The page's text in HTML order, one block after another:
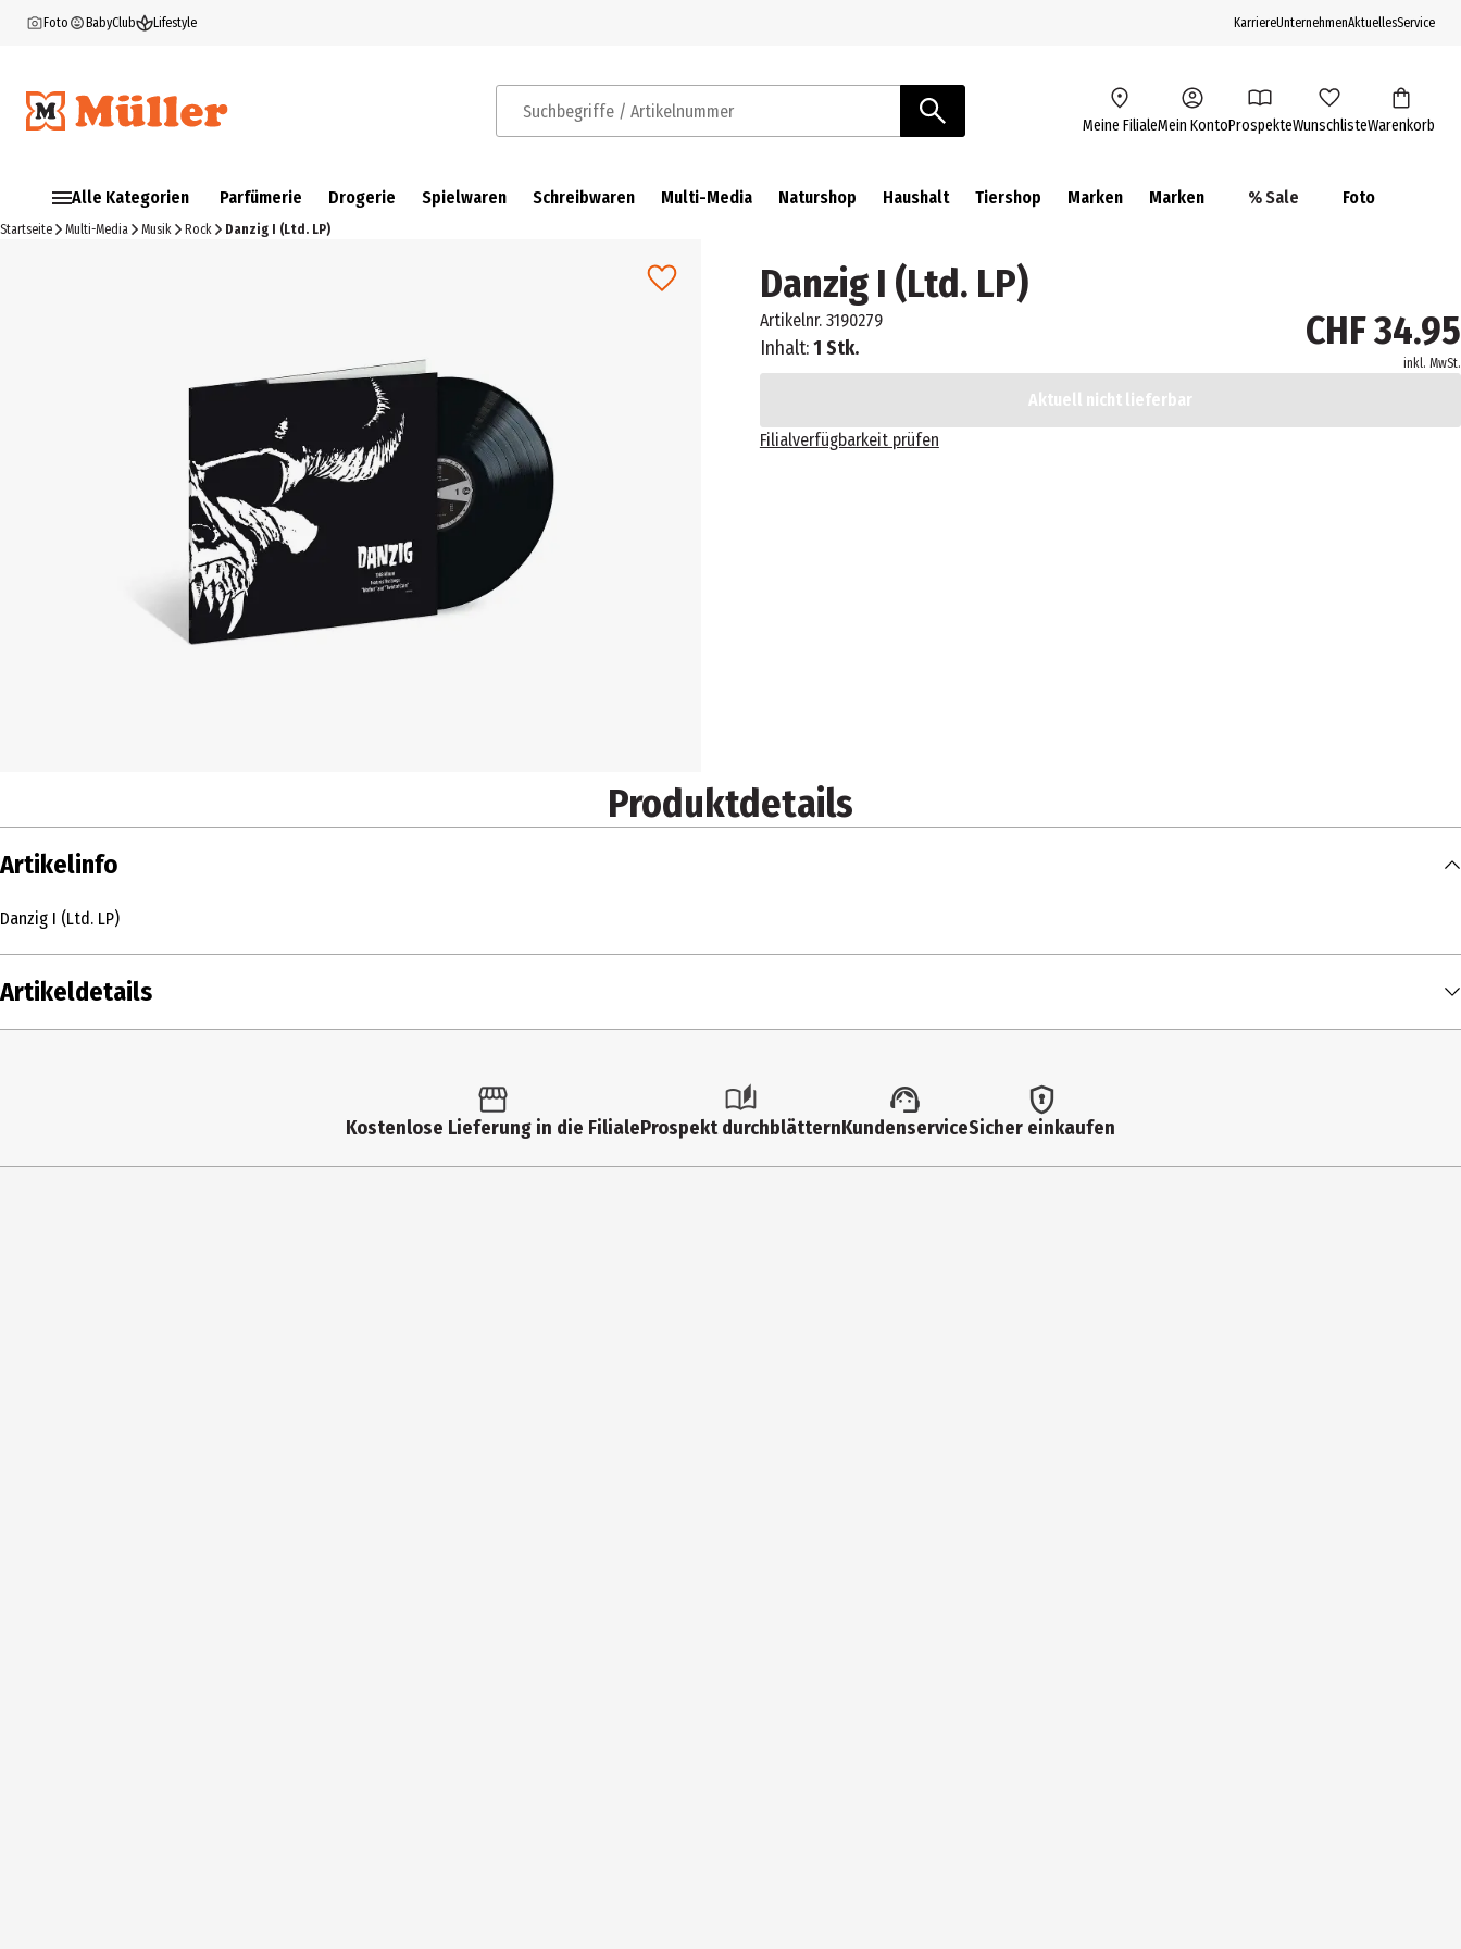
Foto BabyClub Lifestyle KarriereUnternehmenAktuellesService
Suchbegriffe / Artikelnummer Meine FilialeMein KontoProspekteWunschlisteWarenkorb
Alle Kategorien Parfümerie Drogerie Spielwaren Schreibwaren Multi-Media Naturshop Haushalt Tiershop Marken Marken % Sale Foto
Startseite Multi-Media Musik Rock Danzig I (Ltd. LP)
Danzig I (Ltd. LP)
Artikelnr. 3190279
Inhalt:1 Stk. CHF 34.95
inkl. MwSt.
Aktuell nicht lieferbar
Filialverfügbarkeit prüfen
Produktdetails
Artikelinfo
Danzig I (Ltd. LP)
Artikeldetails
Multimedia
Kostenlose Lieferung in die FilialeProspekt durchblätternKundenserviceSicher einkaufen